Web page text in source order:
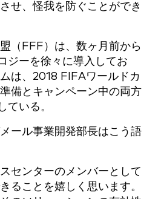
せ、怪我を防ぐことができ
（FFF）は、数ヶ月前から
ーを徐々に導入してお
は、2018 FIFAワールドカ
備とキャンペーン中の両方
いる。
ール事業開発部長はこう語
センターのメンバーとして
ることを嬉しく思います。